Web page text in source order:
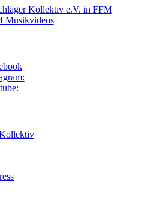
Kollektiv e.V. in FFM
Musikvideos